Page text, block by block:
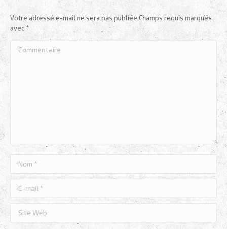
Facebook
X
Pinterest LinkedIn
Votre adresse e-mail ne sera pas publiée Champs requis marqués
avec *
Commentaire
Nom *
E-mail *
Site Web